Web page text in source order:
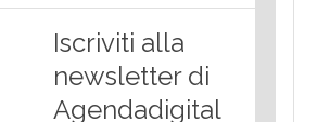
Iscriviti alla
newsletter di
Agendadigital